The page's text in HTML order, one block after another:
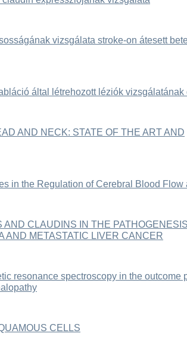
vizsgálata stroke-on átesett
által létrehozott léziók vizsgálatának
AND NECK: STATE OF THE ART AND
in the Regulation of Cerebral Blood Flow
CLAUDINS IN THE
AND METASTATIC LIVER CANCER
resonance spectroscopy in the outcome
CELLS